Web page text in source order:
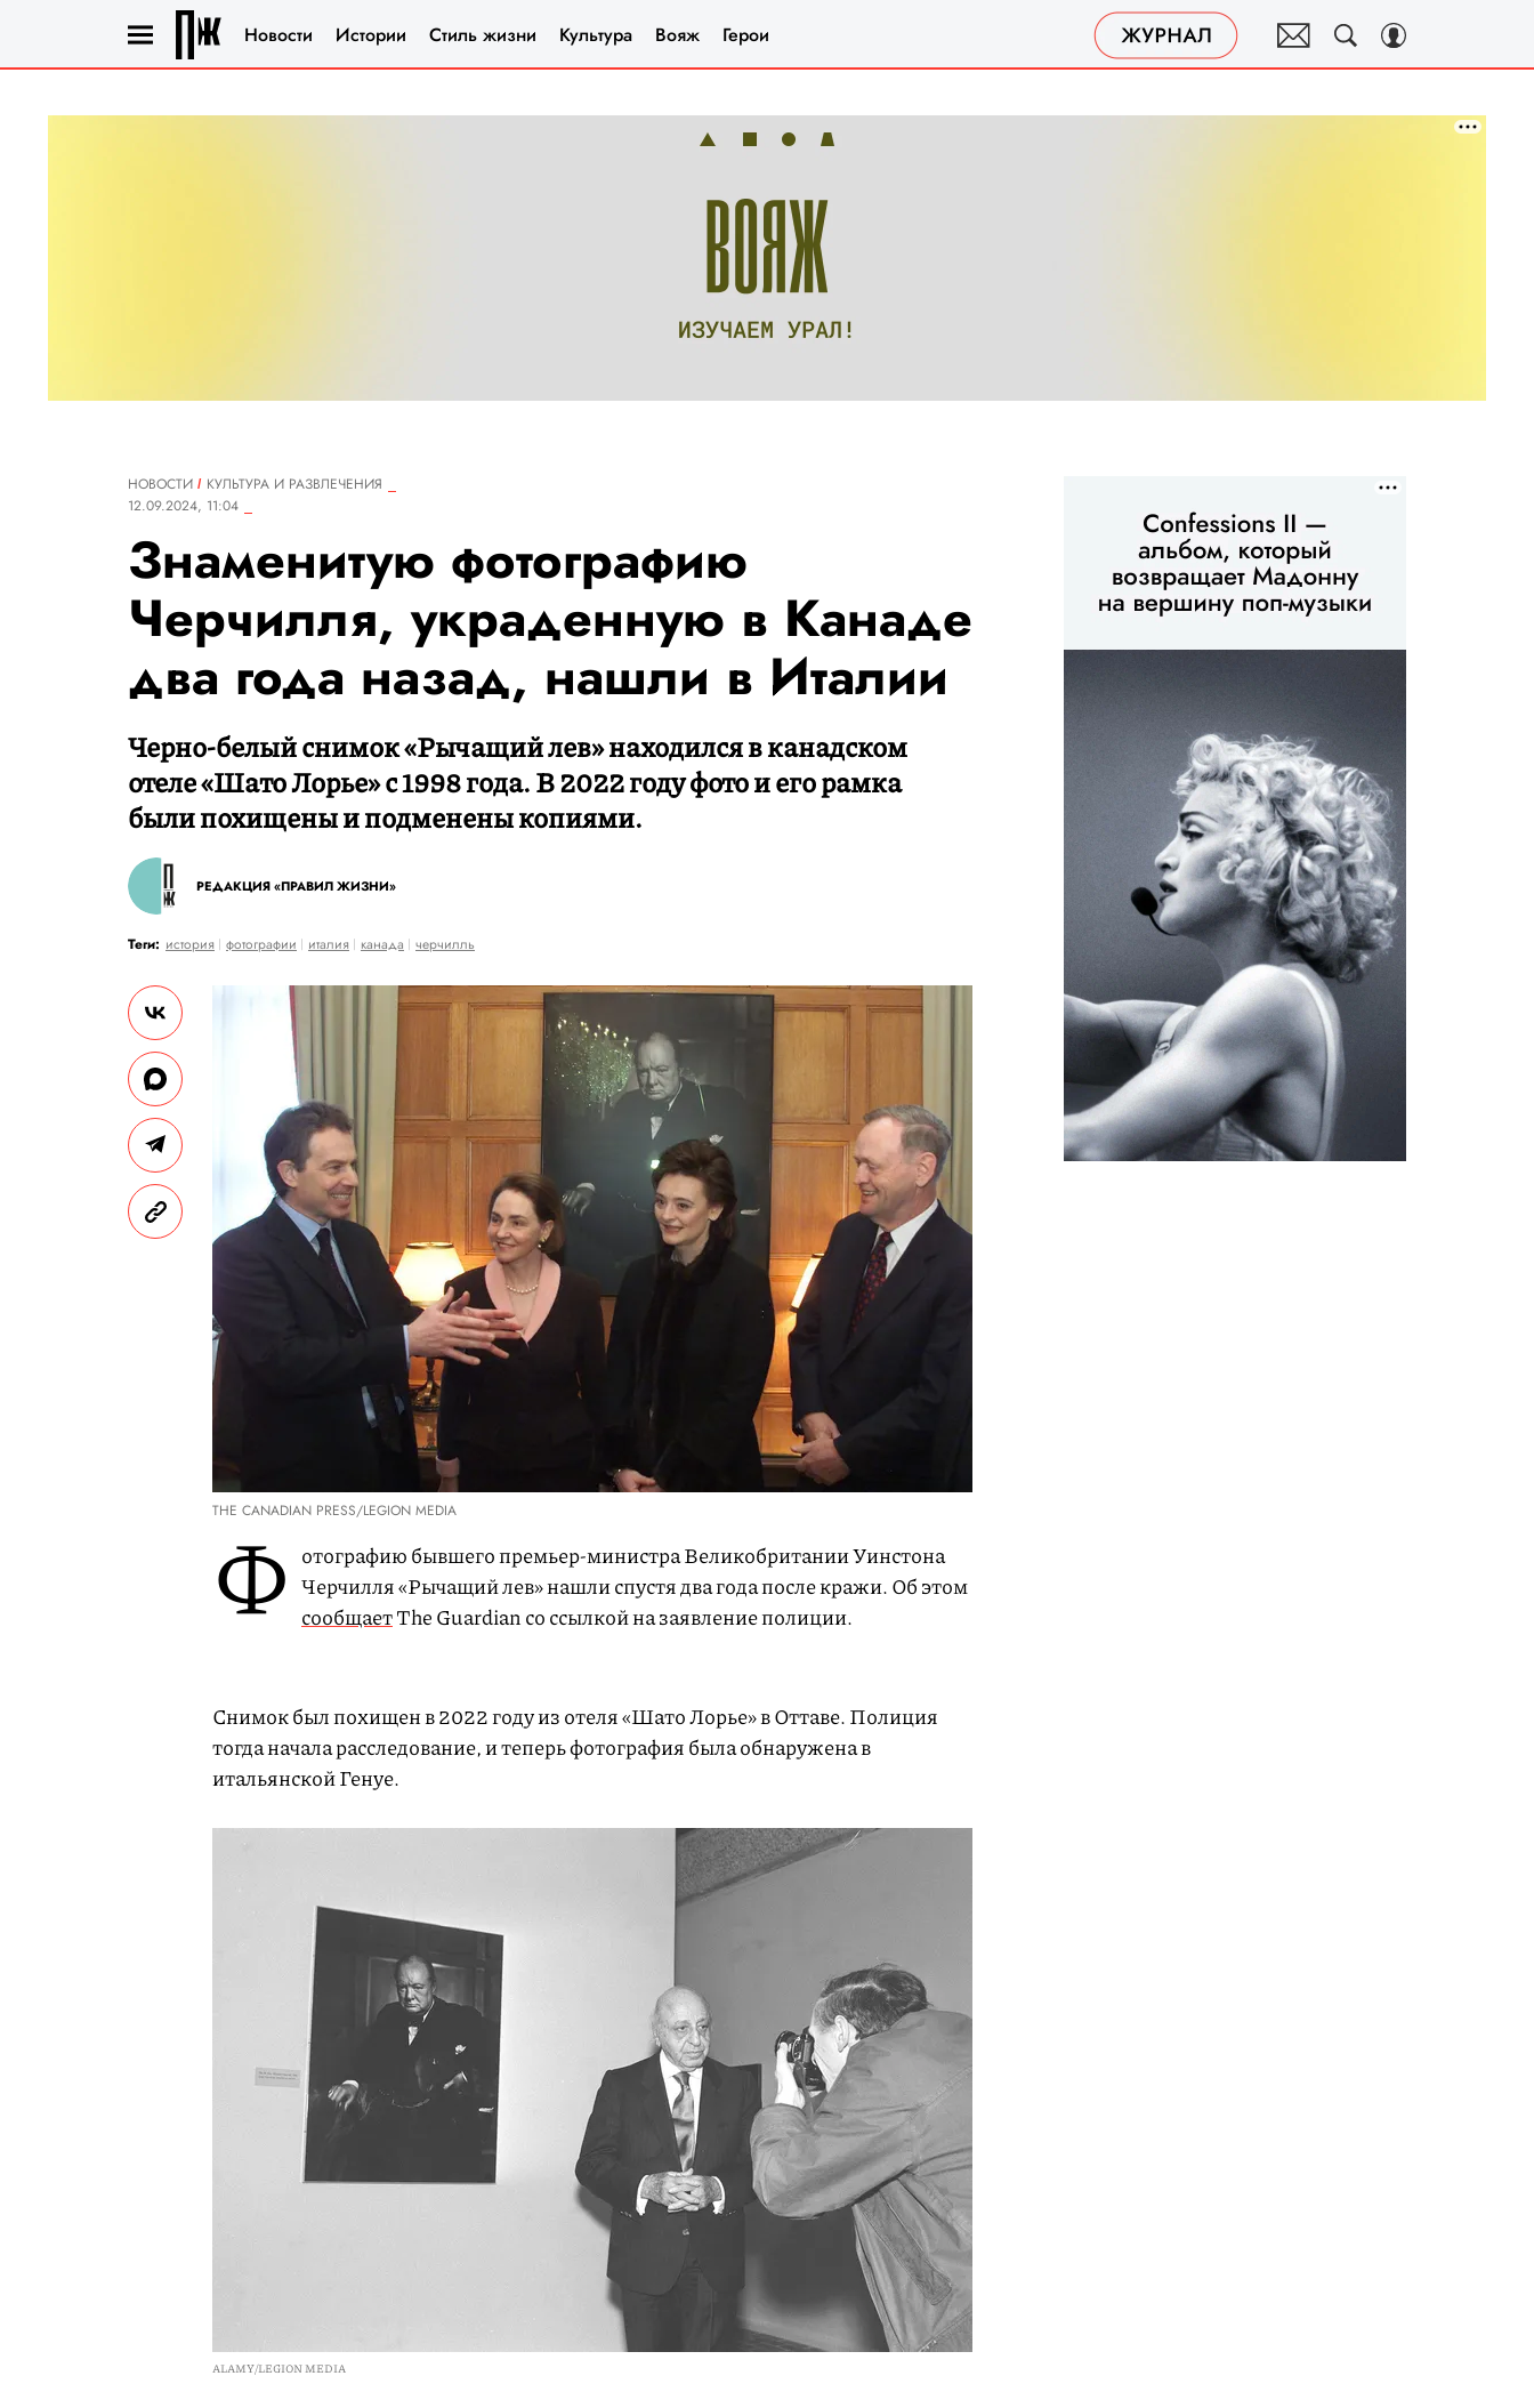
Новости Истории Стиль жизни Культура Вояж Герои
НОВОСТИ
КУЛЬТУРА И РАЗВЛЕЧЕНИЯ
12.09.2024, 11:04
Знаменитую фотографию
Черчилля, украденную в Канаде
два года назад, нашли в Италии
Черно-белый снимок «Рычащий лев» находился в канадском
отеле «Шато Лорье» с 1998 года. В 2022 году фото и его рамка
были похищены и подменены копиями.
РЕДАКЦИЯ «ПРАВИЛ ЖИЗНИ»
Теги: история фотографии италия канада черчилль
THE CANADIAN PRESS/LEGION MEDIA
Ф отографию бывшего премьер-министра Великобритании Уинстона
Черчилля «Рычащий лев» нашли спустя два года после кражи. Об этом
сообщаетThe Guardian со ссылкой на заявление полиции.
Снимок был похищен в 2022 году из отеля «Шато Лорье» в Оттаве. Полиция
тогда начала расследование, и теперь фотография была обнаружена в
итальянской Генуе.
ALAMY/LEGION MEDIA